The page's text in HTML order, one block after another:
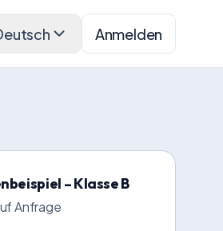
Anmelden
– Klasse B
Anfrage